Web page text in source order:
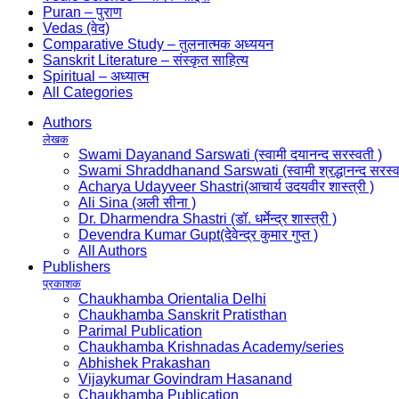
Puran – पुराण
Vedas (वेद)
Comparative Study – तुलनात्मक अध्ययन
Sanskrit Literature – संस्कृत साहित्य
Spiritual – अध्यात्म
All Categories
Authors
लेखक
Swami Dayanand Sarswati (स्वामी दयानन्द सरस्वती )
Swami Shraddhanand Sarswati (स्वामी श्रद्धानन्द
Acharya Udayveer Shastri(आचार्य उदयवीर शास्त्री )
Ali Sina (अली सीना )
Dr. Dharmendra Shastri (डॉ. धर्मेन्द्र शास्त्री )
Devendra Kumar Gupt(देवेन्द्र कुमार गुप्त )
All Authors
Publishers
प्रकाशक
Chaukhamba Orientalia Delhi
Chaukhamba Sanskrit Pratisthan
Parimal Publication
Chaukhamba Krishnadas Academy/series
Abhishek Prakashan
Vijaykumar Govindram Hasanand
Chaukhamba Publication